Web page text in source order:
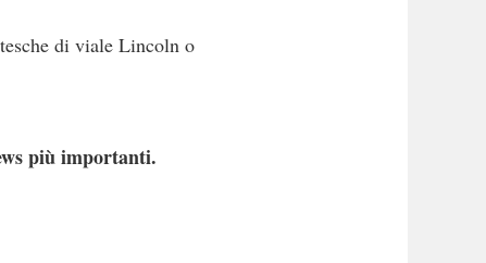
di viale Lincoln o
più importanti.